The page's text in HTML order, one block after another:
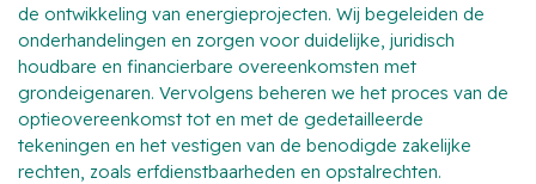
de ontwikkeling van energieprojecten. Wij begeleiden de
onderhandelingen en zorgen voor duidelijke, juridisch
houdbare en financierbare overeenkomsten met
grondeigenaren. Vervolgens beheren we het proces van de
optieovereenkomst tot en met de gedetailleerde
tekeningen en het vestigen van de benodigde zakelijke
rechten, zoals erfdienstbaarheden en opstalrechten.